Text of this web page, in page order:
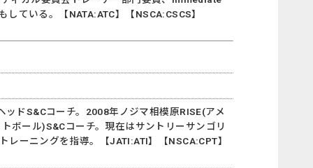
ている。【NATA:ATC】【NSCA:CSCS】
ドS&Cコーチ。2008年ノジマ相模原RISE(アメ
ボール)S&Cコーチ。現在はサントリーサンゴリ
ーニングを指導。【JATI:ATI】【NSCA:CPT】